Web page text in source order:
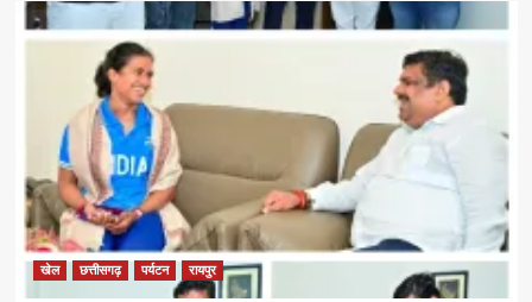
पर्यटन
एवं
संस्कृति
मंत्री
श्री
राजेश
अग्रवाल
की
पहल
से
सरगुजा
संभाग
खेल छत्तीसगढ़ पर्यटन रायपुर